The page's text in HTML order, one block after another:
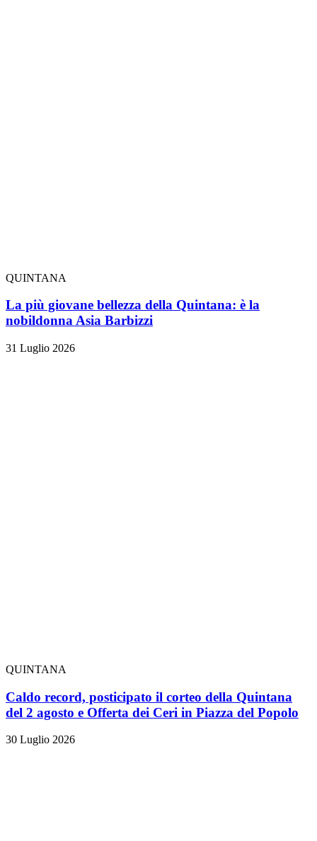
QUINTANA
La più giovane bellezza della Quintana: è la
nobildonna Asia Barbizzi
31 Luglio 2026
QUINTANA
Caldo record, posticipato il corteo della Quintana
del 2 agosto e Offerta dei Ceri in Piazza del Popolo
30 Luglio 2026